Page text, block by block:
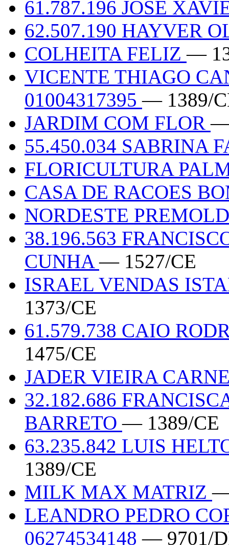
61.787.196 JOSE
62.507.190 HAYVER
COLHEITA FELIZ—
VICENTE THIAGO
01004317395— 1389/
JARDIM COM FLOR—
55.450.034 SABRINA
FLORICULTURA
CASA DE RACOES
NORDESTE
38.196.563
CUNHA— 1527/CE
ISRAEL VENDAS
1373/CE
61.579.738 CAIO
1475/CE
JADER VIEIRA
32.182.686
BARRETO— 1389/CE
63.235.842 LUIS
1389/CE
MILK MAX MATRIZ—
LEANDRO PEDRO
06274534148— 9701/